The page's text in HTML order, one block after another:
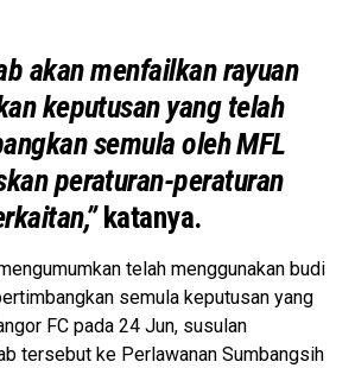
akan menfailkan rayuan
keputusan yang telah
semula oleh MFL
peraturan-peraturan
katanya.
telah menggunakan budi
semula keputusan yang
FC pada 24 Jun, susulan
tersebut ke Perlawanan Sumbangsih